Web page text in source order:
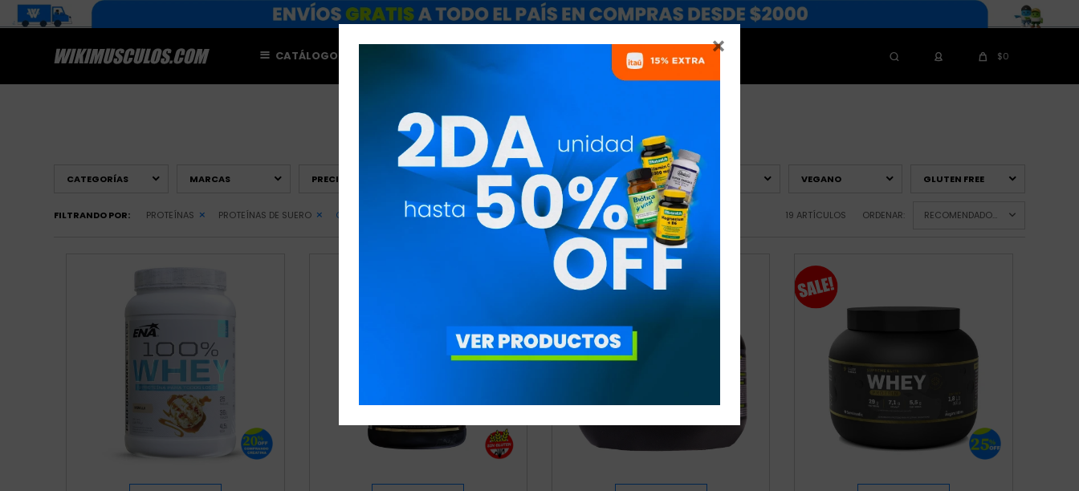

CATÁLOGO NUTRICIONISTAS $0
PROTEÍNAS DE SUERO
CATEGORÍAS MARCAS PRECIO ESPECIALES OBJETIVO DISCIPLINA VEGANO GLUTEN FREE
FILTRANDO POR: PROTEÍNAS PROTEÍNAS DE SUERO QUITAR FILTROS 19 ARTÍCULOS ORDENAR: RECOMENDADOS